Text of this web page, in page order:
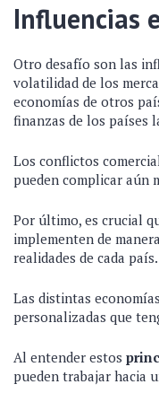
Influencias
Otro desafío son las
volatilidad de los
economías de otros
finanzas de los países
Los conflictos
pueden complicar aún
Por último, es crucial
implementen de
realidades de cada país.
Las distintas
personalizadas que
Al entender estos
pueden trabajar hacia